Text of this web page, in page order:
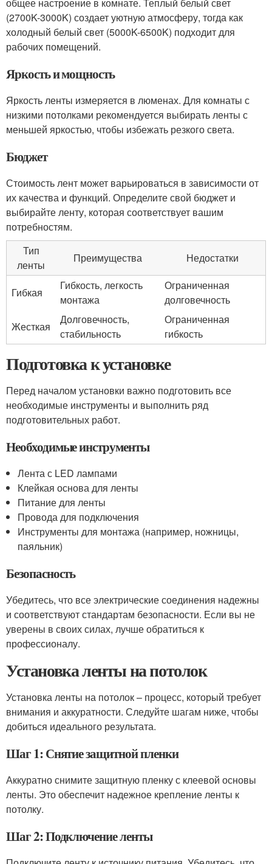
(2700K-3000K) создает уютную атмосферу, тогда как
холодный белый свет (5000K-6500K) подходит для
рабочих помещений.
Яркость и мощность
Яркость ленты измеряется в люменах. Для комнаты с
низкими потолками рекомендуется выбирать ленты с
меньшей яркостью, чтобы избежать резкого света.
Бюджет
Стоимость лент может варьироваться в зависимости от
их качества и функций. Определите свой бюджет и
выбирайте ленту, которая соответствует вашим
потребностям.
Тип
ленты
Преимущества Недостатки
Гибкая
Гибкость, легкость
монтажа
Ограниченная
долговечность
Жесткая
Долговечность,
стабильность
Ограниченная
гибкость
Подготовка к установке
Перед началом установки важно подготовить все
необходимые инструменты и выполнить ряд
подготовительных работ.
Необходимые инструменты
Лента с LED лампами
Клейкая основа для ленты
Питание для ленты
Провода для подключения
Инструменты для монтажа (например, ножницы,
паяльник)
Безопасность
Убедитесь, что все электрические соединения надежны
и соответствуют стандартам безопасности. Если вы не
уверены в своих силах, лучше обратиться к
профессионалу.
Установка ленты на потолок
Установка ленты на потолок – процесс, который требует
внимания и аккуратности. Следуйте шагам ниже, чтобы
добиться идеального результата.
Шаг 1: Снятие защитной пленки
Аккуратно снимите защитную пленку с клеевой основы
ленты. Это обеспечит надежное крепление ленты к
потолку.
Шаг 2: Подключение ленты